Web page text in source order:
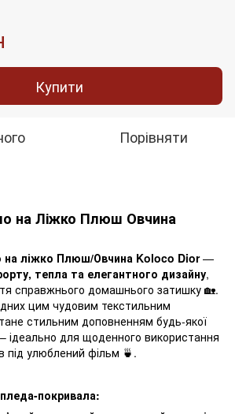
Купити
Порівняти
на Ліжко Плюш Овчина
на ліжко Плюш/Овчина Koloco Dior—
тепла та елегантного дизайну,
справжнього домашнього затишку 🏡.
цим чудовим текстильним
стильним доповненням будь-якої
– ідеально для щоденного використання
під улюблений фільм 🍵.
покривала: